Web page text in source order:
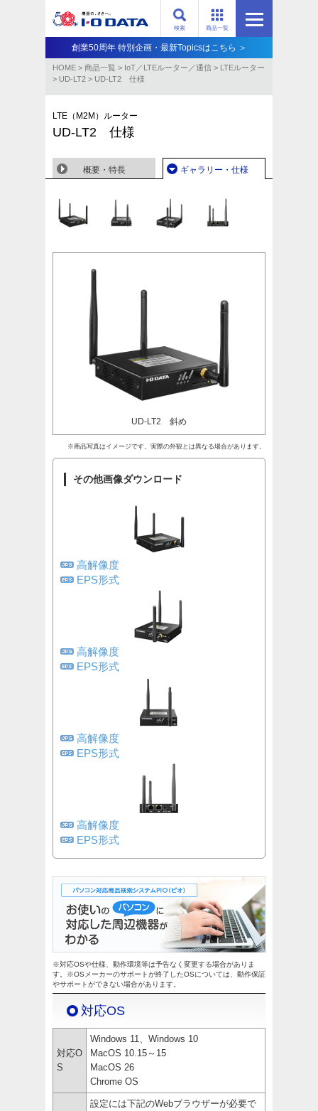
商品一覧
検索
創業50周年 特別企画・最新Topicsはこちら ＞
HOME > 商品一覧 > IoT／LTEルーター／通信 > LTEルーター
> UD-LT2 > UD-LT2 仕様
LTE（M2M）ルーター
UD-LT2 仕様
概要・特長 ギャラリー・仕様
UD-LT2 斜め
※商品写真はイメージです。実際の外観とは異なる場合があります。
その他画像ダウンロード
高解像度
EPS形式
高解像度
EPS形式
高解像度
EPS形式
高解像度
EPS形式
※対応OSや仕様、動作環境等は予告なく変更する場合がありま
す。※OSメーカーのサポートが終了したOSについては、動作保証
やサポートができない場合があります。
対応OS
対応O
S
Windows 11、Windows 10
MacOS 10.15～15
MacOS 26
Chrome OS
設定には下記のWebブラウザーが必要で